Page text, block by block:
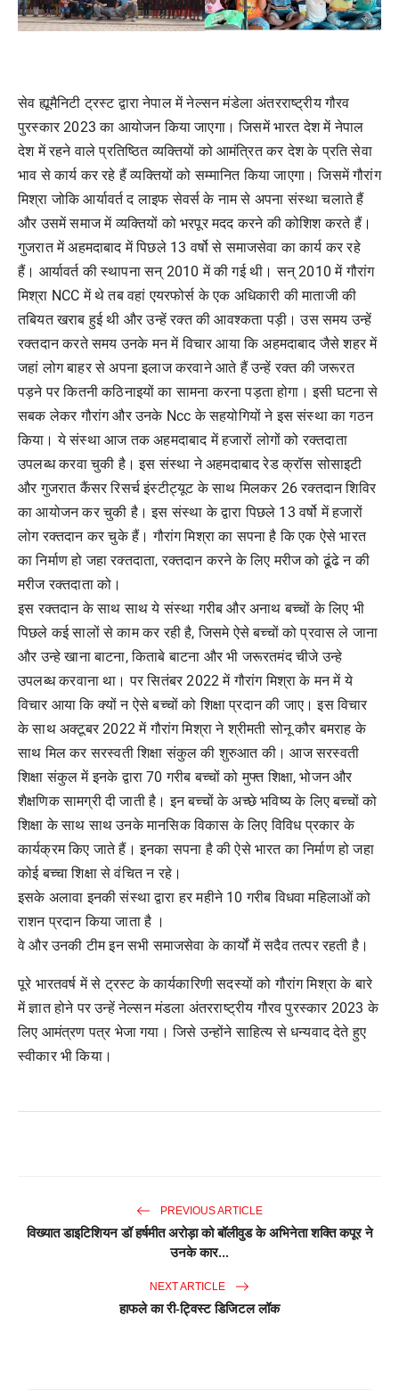
सेव ह्यूमैनिटी ट्रस्ट द्वारा नेपाल में नेल्सन मंडेला अंतरराष्ट्रीय गौरव
पुरस्कार 2023 का आयोजन किया जाएगा। जिसमें भारत देश में नेपाल
देश में रहने वाले प्रतिष्ठित व्यक्तियों को आमंत्रित कर देश के प्रति सेवा
भाव से कार्य कर रहे हैं व्यक्तियों को सम्मानित किया जाएगा। जिसमें गौरांग
मिश्रा जोकि आर्यावर्त द लाइफ सेवर्स के नाम से अपना संस्था चलाते हैं
और उसमें समाज में व्यक्तियों को भरपूर मदद करने की कोशिश करते हैं।
गुजरात में अहमदाबाद में पिछले 13 वर्षो से समाजसेवा का कार्य कर रहे
हैं। आर्यावर्त की स्थापना सन् 2010 में की गई थी। सन् 2010 में गौरांग
मिश्रा NCC में थे तब वहां एयरफोर्स के एक अधिकारी की माताजी की
तबियत खराब हुई थी और उन्हें रक्त की आवश्कता पड़ी। उस समय उन्हें
रक्तदान करते समय उनके मन में विचार आया कि अहमदाबाद जैसे शहर में
जहां लोग बाहर से अपना इलाज करवाने आते हैं उन्हें रक्त की जरूरत
पड़ने पर कितनी कठिनाइयों का सामना करना पड़ता होगा। इसी घटना से
सबक लेकर गौरांग और उनके Ncc के सहयोगियों ने इस संस्था का गठन
किया। ये संस्था आज तक अहमदाबाद में हजारों लोगों को रक्तदाता
उपलब्ध करवा चुकी है। इस संस्था ने अहमदाबाद रेड क्रॉस सोसाइटी
और गुजरात कैंसर रिसर्च इंस्टीट्यूट के साथ मिलकर 26 रक्तदान शिविर
का आयोजन कर चुकी है। इस संस्था के द्वारा पिछले 13 वर्षो में हजारों
लोग रक्तदान कर चुके हैं। गौरांग मिश्रा का सपना है कि एक ऐसे भारत
का निर्माण हो जहा रक्तदाता, रक्तदान करने के लिए मरीज को ढूंढे न की
मरीज रक्तदाता को।
इस रक्तदान के साथ साथ ये संस्था गरीब और अनाथ बच्चों के लिए भी
पिछले कई सालों से काम कर रही है, जिसमे ऐसे बच्चों को प्रवास ले जाना
और उन्हे खाना बाटना, किताबे बाटना और भी जरूरतमंद चीजे उन्हे
उपलब्ध करवाना था। पर सितंबर 2022 में गौरांग मिश्रा के मन में ये
विचार आया कि क्यों न ऐसे बच्चों को शिक्षा प्रदान की जाए। इस विचार
के साथ अक्टूबर 2022 में गौरांग मिश्रा ने श्रीमती सोनू कौर बमराह के
साथ मिल कर सरस्वती शिक्षा संकुल की शुरुआत की। आज सरस्वती
शिक्षा संकुल में इनके द्वारा 70 गरीब बच्चों को मुफ्त शिक्षा, भोजन और
शैक्षणिक सामग्री दी जाती है। इन बच्चों के अच्छे भविष्य के लिए बच्चों को
शिक्षा के साथ साथ उनके मानसिक विकास के लिए विविध प्रकार के
कार्यक्रम किए जाते हैं। इनका सपना है की ऐसे भारत का निर्माण हो जहा
कोई बच्चा शिक्षा से वंचित न रहे।
इसके अलावा इनकी संस्था द्वारा हर महीने 10 गरीब विधवा महिलाओं को
राशन प्रदान किया जाता है ।
वे और उनकी टीम इन सभी समाजसेवा के कार्यों में सदैव तत्पर रहती है।
पूरे भारतवर्ष में से ट्रस्ट के कार्यकारिणी सदस्यों को गौरांग मिश्रा के बारे
में ज्ञात होने पर उन्हें नेल्सन मंडला अंतरराष्ट्रीय गौरव पुरस्कार 2023 के
लिए आमंत्रण पत्र भेजा गया। जिसे उन्होंने साहित्य से धन्यवाद देते हुए
स्वीकार भी किया।
PREVIOUS ARTICLE
विख्यात डाइटिशियन डॉ हर्षमीत अरोड़ा को बॉलीवुड के अभिनेता शक्ति कपूर ने
उनके कार...
NEXT ARTICLE
हाफले का री-ट्विस्ट डिजिटल लॉक